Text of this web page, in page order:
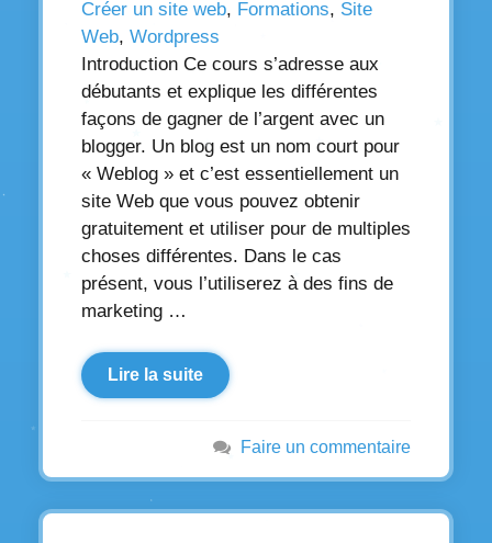
Créer un site web, Formations, Site
Web, Wordpress
Introduction Ce cours s’adresse aux
débutants et explique les différentes
façons de gagner de l’argent avec un
blogger. Un blog est un nom court pour
« Weblog » et c’est essentiellement un
site Web que vous pouvez obtenir
gratuitement et utiliser pour de multiples
choses différentes. Dans le cas
présent, vous l’utiliserez à des fins de
marketing …
Lire la suite
Faire un commentaire